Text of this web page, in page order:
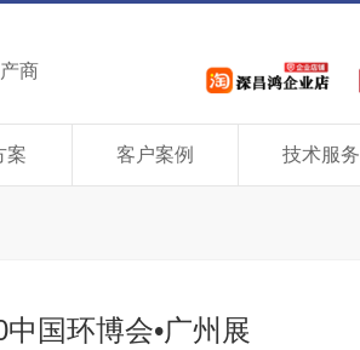
商
案 客户案例 技术服务
国环博会•广州展